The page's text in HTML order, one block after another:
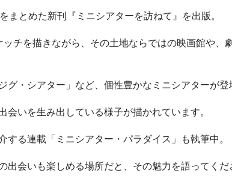
とめた新刊『ミニシアターを訪ねて』を出版。
チを描きながら、その土地ならではの映画館や、
・シアター」など、個性豊かなミニシアターが登
いを生み出している様子が描かれています。
る連載「ミニシアター・パラダイス」も執筆中。
出会いも楽しめる場所だと、その魅力を語ってくだ